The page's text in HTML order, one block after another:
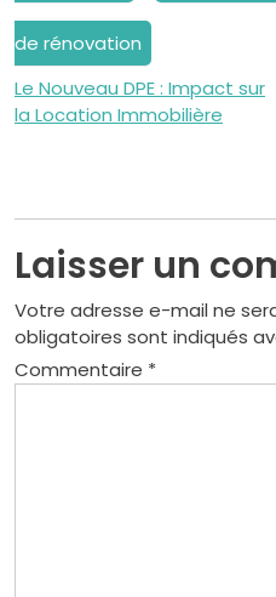
de rénovation
Navigation
de
Le Nouveau DPE : Impact sur
la Location Immobilière
Laisser un
Votre adresse e-mail ne
obligatoires sont indiqués
Commentaire *